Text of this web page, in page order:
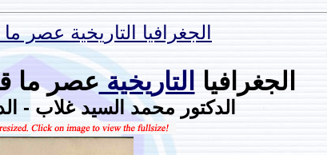
الجغرافيا التاريخية عصر
الجغرافيا التاريخيةعصر ما
الدكتور محمد السيد غلاب -